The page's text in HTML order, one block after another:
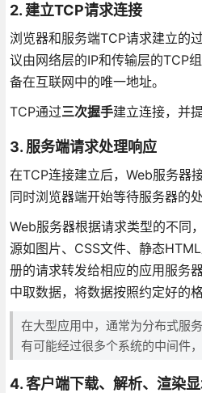
2. 建立TCP请求连接
浏览器和服务端TCP请求建立的
议由网络层的IP和传输层的TCP
备在互联网中的唯一地址。
TCP通过三次握手建立连接，并
3. 服务端请求处理响应
在TCP连接建立后，Web服务器
同时浏览器端开始等待服务器的处
Web服务器根据请求类型的不同
源如图片、CSS文件、静态
册的请求转发给相应的应用服务
中取数据，将数据按照约定好的
在大型应用中，通常为分布式服
有可能经过很多个系统的中间件
4. 客户端下载、解析、渲染